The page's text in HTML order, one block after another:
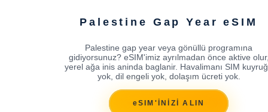
Palestine Gap Year eSIM
Palestine gap year veya gönüllü programına
gidiyorsunuz? eSIM'imiz ayrılmadan önce aktive
yerel ağa inis aninda baglanir. Havalimanı SIM
yok, dil engeli yok, dolaşım ücreti yok.
eSIM'İNİZİ ALIN